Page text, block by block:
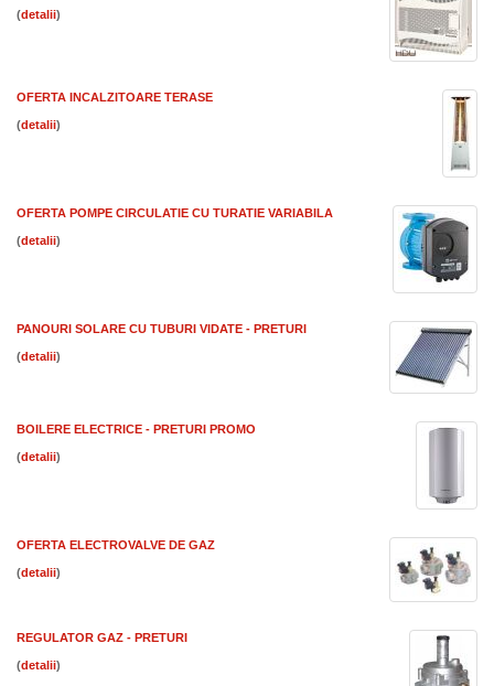
( )
OFERTA INCALZITOARE TERASE
( )
OFERTA POMPE CIRCULATIE CU TURATIE VARIABILA
( )
PANOURI SOLARE CU TUBURI VIDATE - PRETURI
( )
BOILERE ELECTRICE - PRETURI PROMO
( )
OFERTA ELECTROVALVE DE GAZ
( )
REGULATOR GAZ - PRETURI
( )